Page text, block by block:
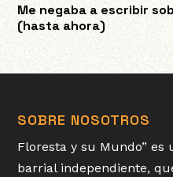
Me negaba a escribir
(hasta ahora)
SOBRE NOSOTROS
Floresta y su Mundo”
barrial independiente,